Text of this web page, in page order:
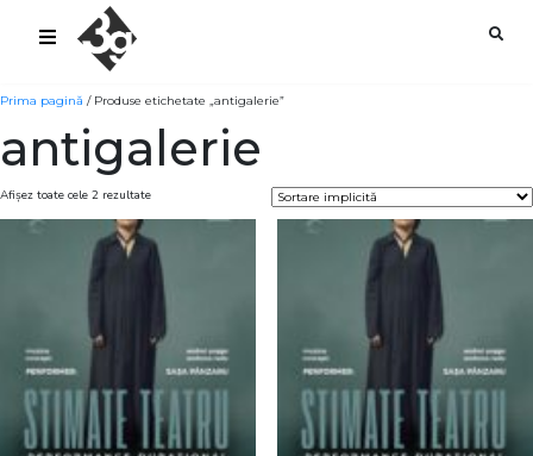
sold-out-button {{acf:sold_out}}
Prima pagină / Produse etichetate „antigalerie”
antigalerie
Afișez toate cele 2 rezultate